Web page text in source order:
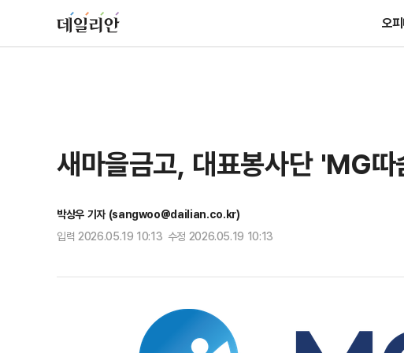
오
새마을금고, 대표봉사단 'MG
박상우 기자 (sangwoo@dailian.co.kr)
입력 2026.05.19 10:13 수정 2026.05.19 10:13